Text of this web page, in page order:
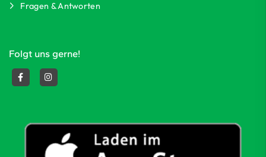
Fragen & Antworten
Folgt uns gerne!